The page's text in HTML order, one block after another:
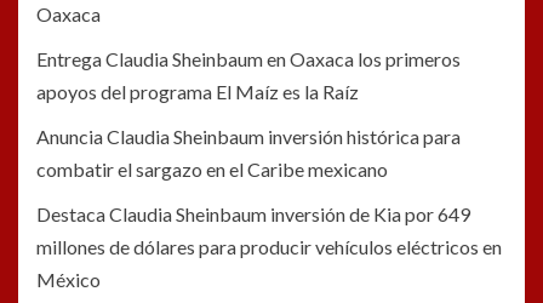
Oaxaca
Entrega Claudia Sheinbaum en Oaxaca los primeros
apoyos del programa El Maíz es la Raíz
Anuncia Claudia Sheinbaum inversión histórica para
combatir el sargazo en el Caribe mexicano
Destaca Claudia Sheinbaum inversión de Kia por 649
millones de dólares para producir vehículos eléctricos en
México